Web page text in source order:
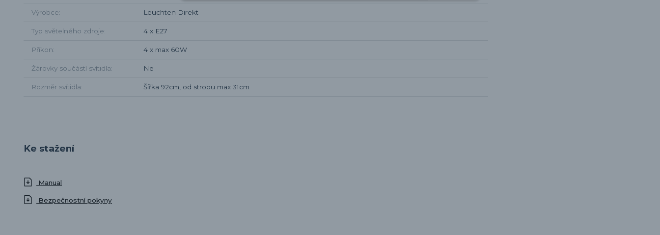
Výrobce Leuchten Direkt
Typ světelného zdroje 4 x E27
Příkon 4 x max 60W
Žárovky součástí svítidla Ne
Rozměr svítidla Šířka 92cm, od stropu max 31cm
Ke stažení
Manual
Bezpečnostní pokyny